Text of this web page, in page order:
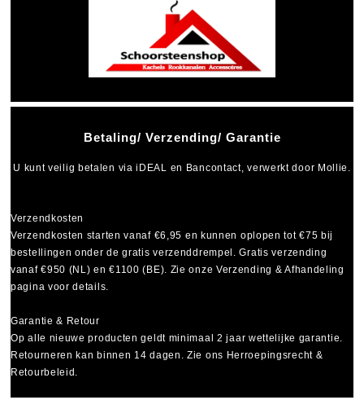
Betaling/ Verzending/ Garantie
U kunt veilig betalen viaiDEAL en Bancontact, verwerkt door Mollie.
Verzendkosten
Verzendkosten starten vanaf €6,95 en kunnen oplopen tot€75 bij
bestellingen onder de gratis verzenddrempel. Gratis verzending
vanaf €950 (NL) en €1100 (BE). Zie onze Verzending & Afhandeling
pagina voor details.
Garantie & Retour
Op alle nieuwe producten geldt minimaal2 jaar wettelijke garantie.
Retourneren kan binnen 14 dagen. Zie ons Herroepingsrecht &
Retourbeleid.